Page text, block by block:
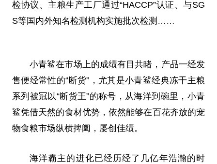
检协议、主粮生产工厂通过“HACCP”认证、与SG
S等国内外知名检测机构实施批次检测……
小青鲨在市场上的成绩有目共睹，产品一经发
售便经常性的“断货”，尤其是小青鲨经典冻干主粮
系列被冠以“断货王”的称号，从海洋到碗里，小青
鲨凭借天然的食材优势，依然能够在百花齐放的宠
物食粮市场纵横捭阖，屡创佳绩。
海洋霸主的进化已经历经了几亿年浩瀚的时